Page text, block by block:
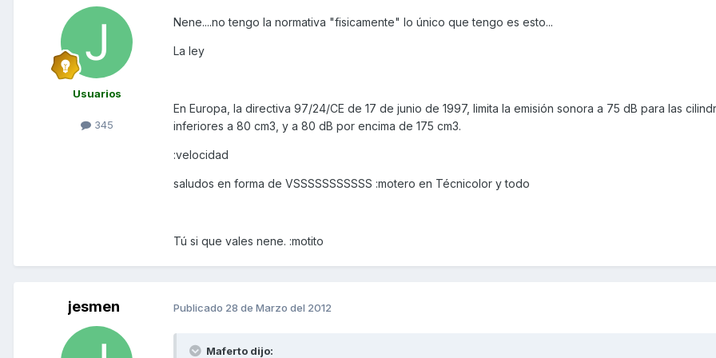
Usuarios
345
Nene....no tengo la normativa "fisicamente" lo único que tengo es esto...
La ley
En Europa, la directiva 97/24/CE de 17 de junio de 1997, limita la emisión sonora a 75 dB para las
inferiores a 80 cm3, y a 80 dB por encima de 175 cm3.
:velocidad
saludos en forma de VSSSSSSSSSSS :motero en Técnicolor y todo
Tú si que vales nene. :motito
jesmen Publicado 28 de Marzo del 2012
Maferto dijo: